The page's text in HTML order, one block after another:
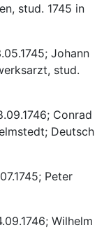
stud. 1745 in
Johann
stud.
Conrad
Deutsch
Peter
Wilhelm